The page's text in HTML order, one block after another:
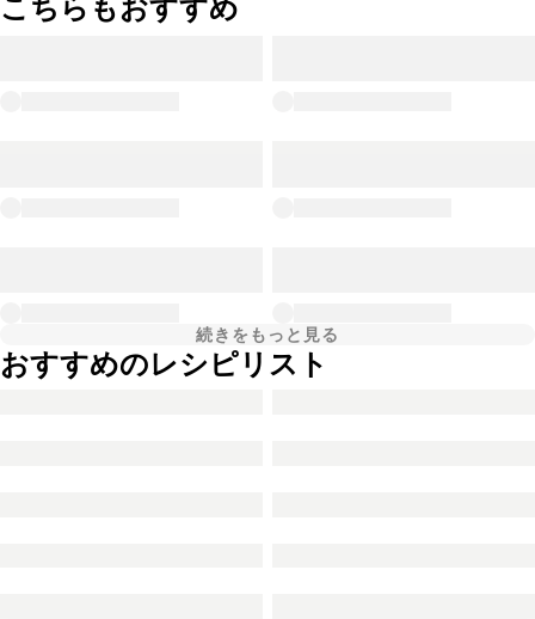
こちらもおすすめ
続きをもっと見る
おすすめのレシピリスト